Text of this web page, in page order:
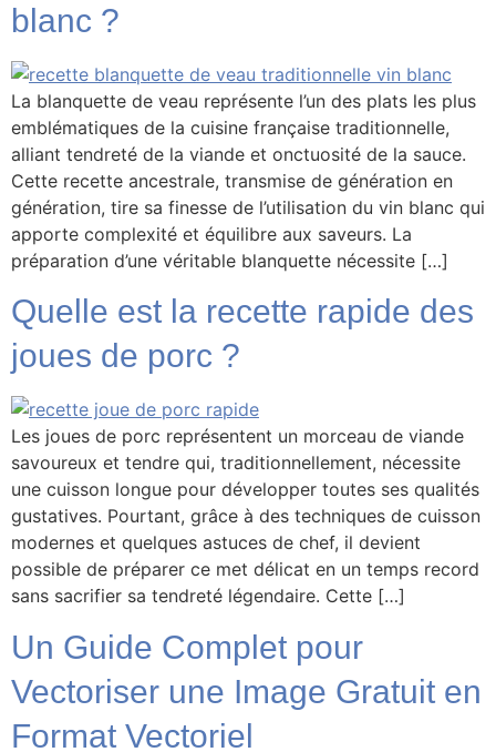
blanc ?
La blanquette de veau représente l’un des plats les plus
emblématiques de la cuisine française traditionnelle,
alliant tendreté de la viande et onctuosité de la sauce.
Cette recette ancestrale, transmise de génération en
génération, tire sa finesse de l’utilisation du vin blanc qui
apporte complexité et équilibre aux saveurs. La
préparation d’une véritable blanquette nécessite […]
Quelle est la recette rapide des
joues de porc ?
Les joues de porc représentent un morceau de viande
savoureux et tendre qui, traditionnellement, nécessite
une cuisson longue pour développer toutes ses qualités
gustatives. Pourtant, grâce à des techniques de cuisson
modernes et quelques astuces de chef, il devient
possible de préparer ce met délicat en un temps record
sans sacrifier sa tendreté légendaire. Cette […]
Un Guide Complet pour
Vectoriser une Image Gratuit en
Format Vectoriel